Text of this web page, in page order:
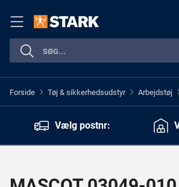
Forside > Tøj & sikkerhedsudstyr > Arbejdstøj
Vælg postnr: